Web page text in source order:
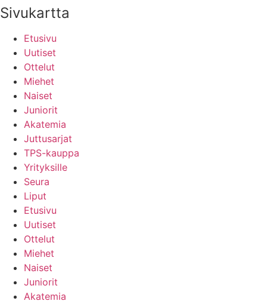
Sivukartta
Etusivu
Uutiset
Ottelut
Miehet
Naiset
Juniorit
Akatemia
Juttusarjat
TPS-kauppa
Yrityksille
Seura
Liput
Etusivu
Uutiset
Ottelut
Miehet
Naiset
Juniorit
Akatemia